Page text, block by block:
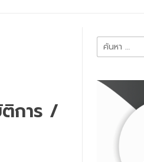
การ /
ค้นหา
สำหรับ: